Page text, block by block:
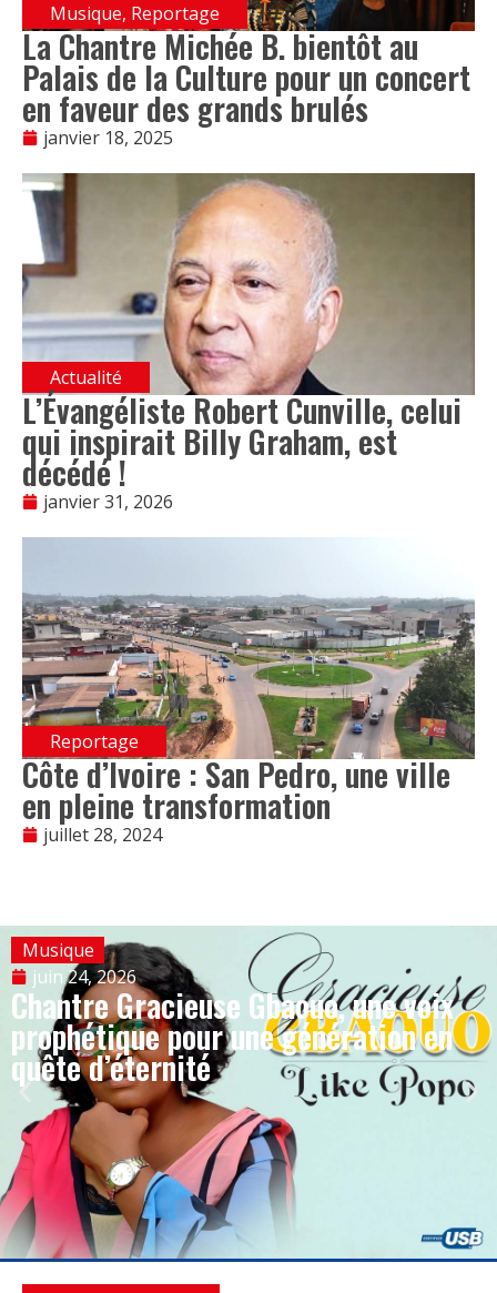
Musique, Reportage
La Chantre Michée B. bientôt au
Palais de la Culture pour un concert
en faveur des grands brulés
janvier 18, 2025
Actualité
L’Évangéliste Robert Cunville, celui
qui inspirait Billy Graham, est
décédé !
janvier 31, 2026
Reportage
Côte d’Ivoire : San Pedro, une ville
en pleine transformation
juillet 28, 2024
Musique
juin 24, 2026
Chantre Gracieuse Gbaouo, une voix
prophétique pour une génération en
quête d’éternité